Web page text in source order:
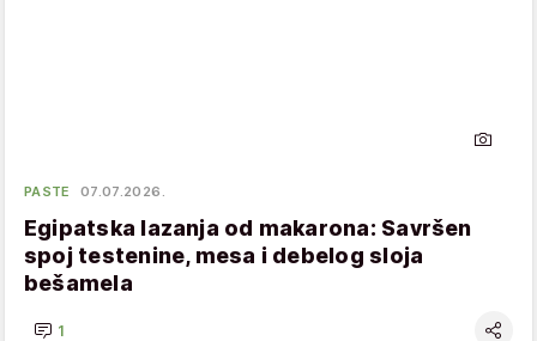
PASTE 07.07.2026.
Egipatska lazanja od makarona: Savršen
spoj testenine, mesa i debelog sloja
bešamela
1